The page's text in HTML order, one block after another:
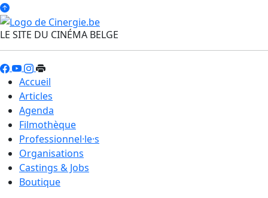
LE SITE DU CINÉMA BELGE
Accueil
Articles
Agenda
Filmothèque
Professionnel·le·s
Organisations
Castings & Jobs
Boutique